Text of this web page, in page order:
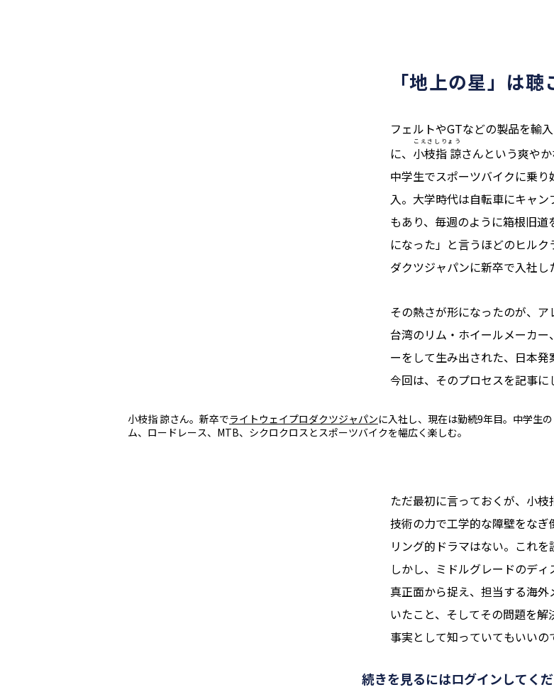
「地上の星」は
フェルトやGTなどの製品を輸
に、 小枝指 諒
こえさしりょう
さんという爽やか
中学生でスポーツバイクに乗
入。大学時代は自転車にキャ
もあり、毎週のように箱根旧
になった」と言うほどのヒル
ダクツジャパンに新卒で入社し
その熱さが形になったのが、ア
台湾のリム・ホイールメーカ
ーをして生み出された、日本発
今回は、そのプロセスを記事に
小枝指 諒さん。新卒でライトウェイプロダクツジャパンに入社し、現在は勤続9年目。中学生
ム、ロードレース、MTB、シクロクロスとスポーツバイクを幅広く楽しむ。
ただ最初に言っておくが、小枝
技術の力で工学的な障壁をな
リング的ドラマはない。これを
しかし、ミドルグレードのデ
真正面から捉え、担当する海
いたこと、そしてその問題を解
事実として知っていてもいいの
続きを見るにはログインしてくだ